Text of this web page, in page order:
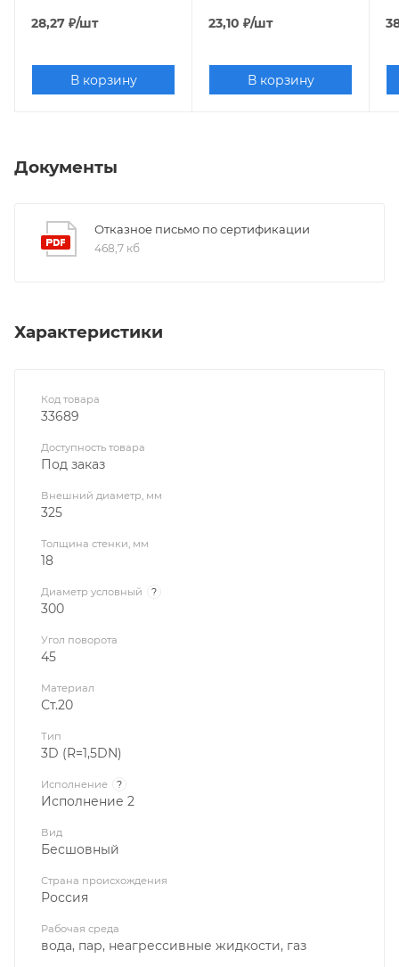
28,27 ₽/шт
В корзину
23,10 ₽/шт
В корзину
Документы
Отказное письмо по сертификации
468,7 кб
Характеристики
Код товара
33689
Доступность товара
Под заказ
Внешний диаметр, мм
325
Толщина стенки, мм
18
Диаметр условный ?
300
Угол поворота
45
Материал
Ст.20
Тип
3D (R=1,5DN)
Исполнение ?
Исполнение 2
Вид
Бесшовный
Страна происхождения
Россия
Рабочая среда
вода, пар, неагрессивные жидкости, газ